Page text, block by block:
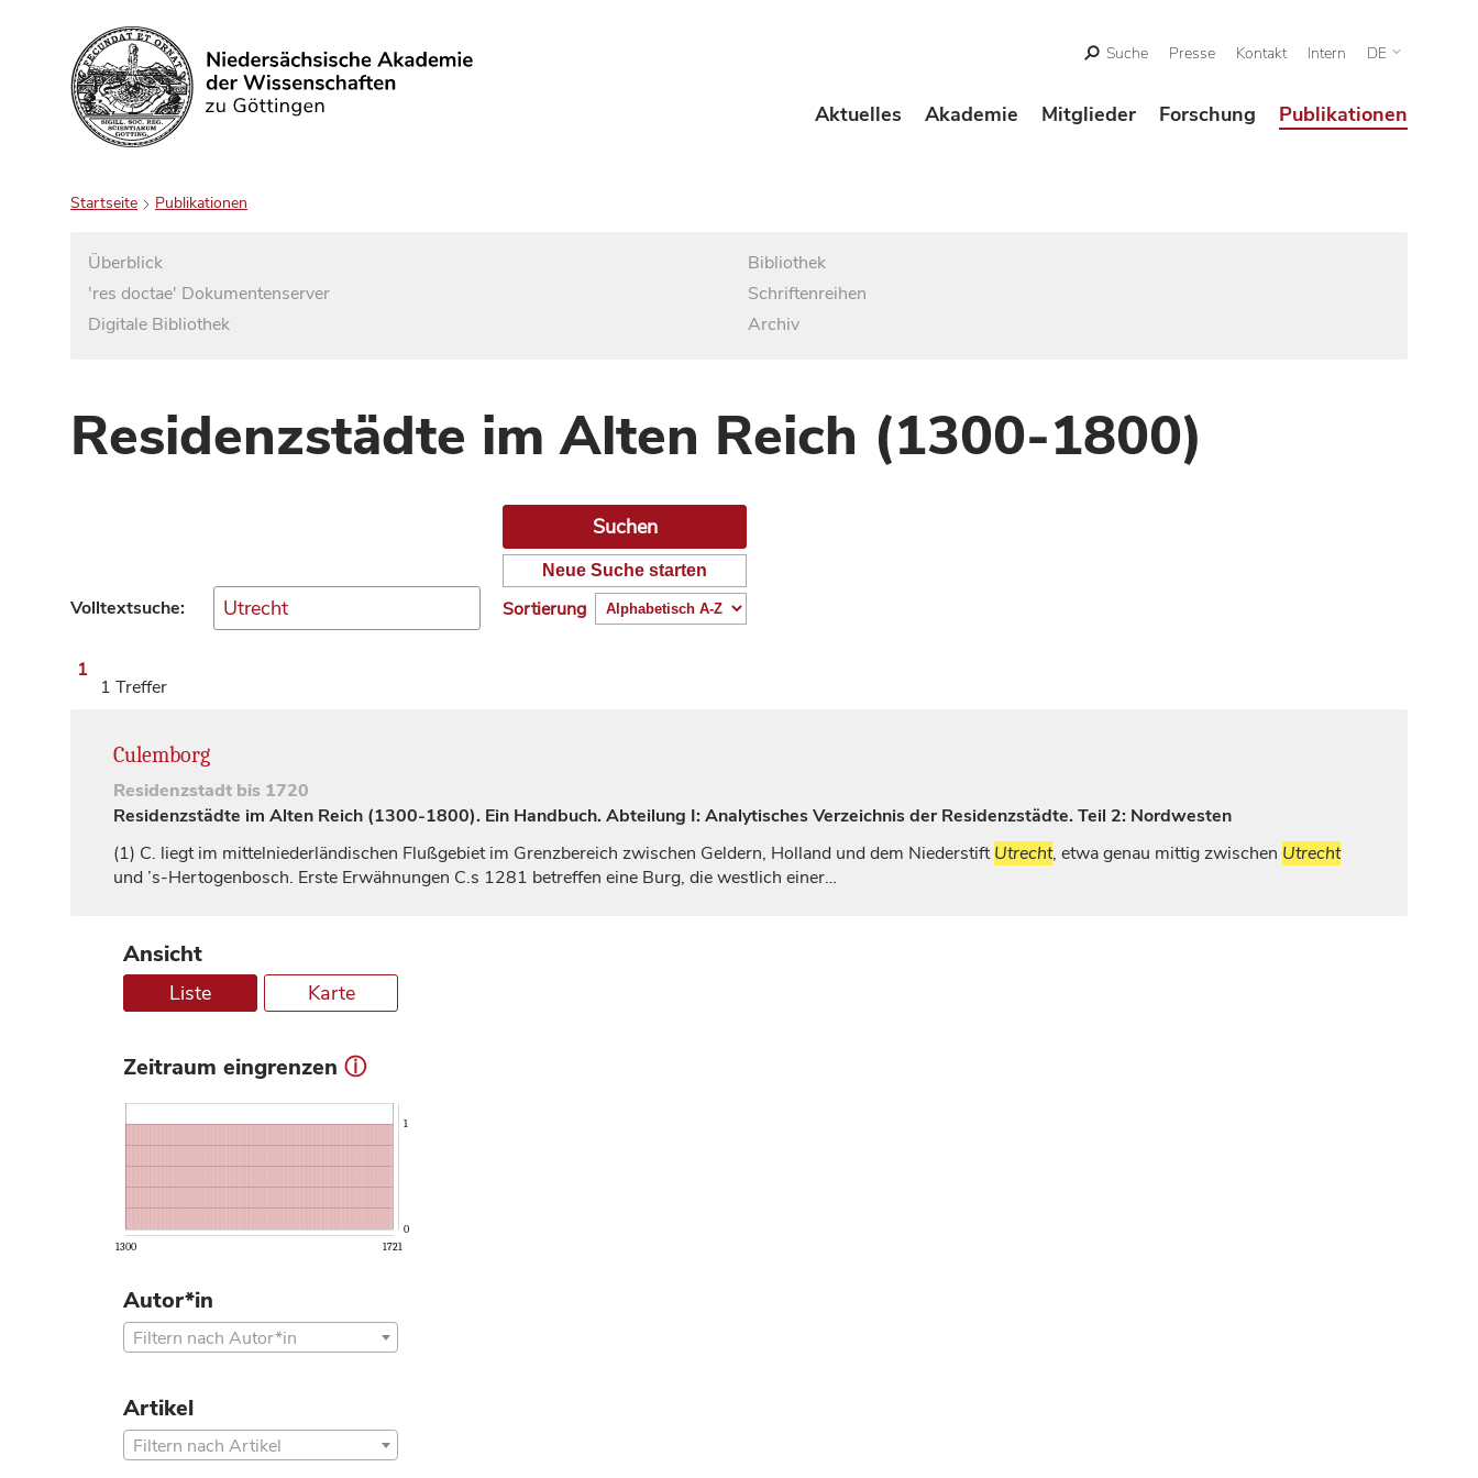
Suchen
Suche Presse Kontakt Intern DE
Aktuelles Akademie Mitglieder Forschung Publikationen
Startseite Publikationen
Überblick
'res doctae' Dokumentenserver
Digitale Bibliothek
Bibliothek
Schriftenreihen
Archiv
Residenzstädte im Alten Reich (1300-1800)
Volltextsuche:
Neue Suche starten
Sortierung
1
1 Treffer
Culemborg
Residenzstadt bis 1720
Residenzstädte im Alten Reich (1300-1800). Ein Handbuch. Abteilung I: Analytisches Verzeichnis der Residenzstädte. Teil 2: Nordwesten
(1) C. liegt im mittelniederländischen Flußgebiet im Grenzbereich zwischen Geldern, Holland und dem NiederstiftUtrecht, etwa genau mittig zwischen Utrecht
und ’s-Hertogenbosch. Erste Erwähnungen C.s 1281 betreffen eine Burg, die westlich einer…
Ansicht
Liste Karte
Zeitraum eingrenzen ⓘ
1300 1721
0
1
Autor*in
Filtern nach Autor*in
Artikel
Filtern nach Artikel